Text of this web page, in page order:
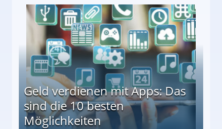
↻ Täglich neue Produkttests
Geld verdienen mit Apps: Das
sind die 10 besten
Möglichkeiten